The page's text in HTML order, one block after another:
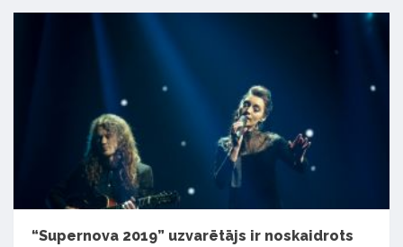
“Supernova 2019” uzvarētājs ir noskaidrots